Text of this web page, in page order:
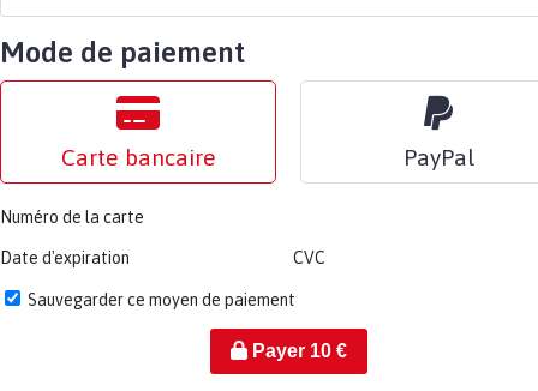
Mode de paiement
Carte bancaire PayPal
Numéro de la carte
Date d'expiration CVC
Sauvegarder ce moyen de paiement
Payer 10€